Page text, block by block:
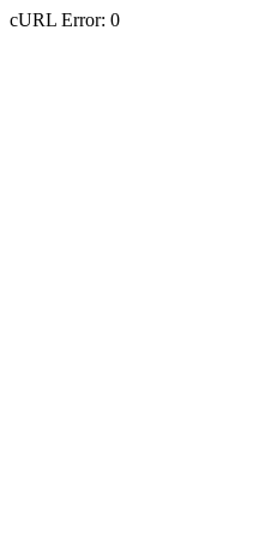
cURL Error: 0